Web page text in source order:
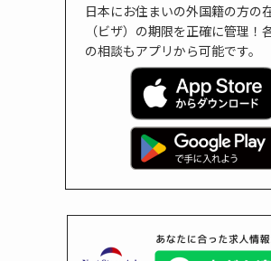
日本にお住まいの外国籍の方の
（ビザ）の期限を正確に管理！
の相談もアプリから可能です。